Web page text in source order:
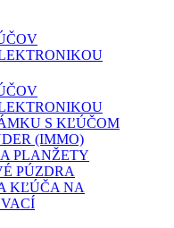
S KĽÚČOM
(IMMO)
PLANŽETY
PÚZDRA
KĽÚČA NA